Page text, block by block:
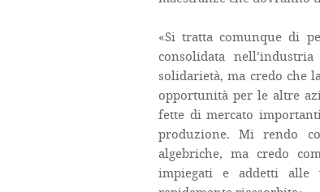
«Si tratta comunque di
consolidata
solidarietà, ma credo che
opportunità per le altre
fette di mercato
produzione. Mi rendo
algebriche, ma credo
impiegati e addetti alle